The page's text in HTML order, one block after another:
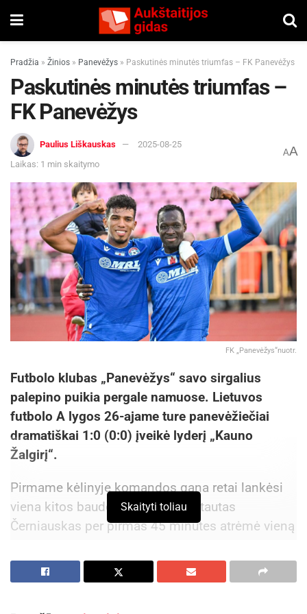
Pradžia » Žinios » Panevėžys » Paskutinės minutės triumfas – FK Panevėžys
Paskutinės minutės triumfas –
FK Panevėžys
Paulius Liškauskas
2025-08-25
Laikas: 1 min skaitymo
AA
FK „Panevėžys“nuotr.
Futbolo klubas „Panevėžys“ savo sirgalius
palepino puikia pergale namuose. Lietuvos
futbolo A lygos 26-ajame ture panevėžiečiai
dramatiškai 1:0 (0:0) įveikė lyderį „Kauno
Žalgirį“.
Pirmame kėlinyje komandos gana retai lankėsi
viena kitos baudos aikštelėje. Vytautas
Černiauskas per pirmas 45 minutes atrėmė vieną
varžovų prasiveržimų.
Skaityti toliau